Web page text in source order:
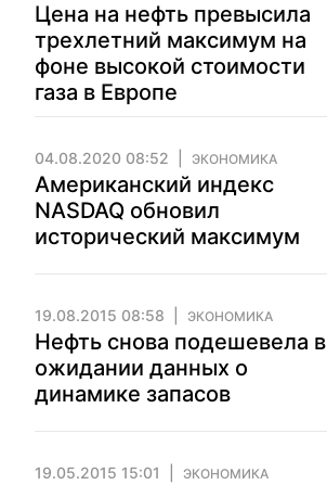
Цена на нефть превысила
трехлетний максимум на
фоне высокой стоимости
газа в Европе
04.08.2020 08:52 ЭКОНОМИКА
Американский индекс
NASDAQ обновил
исторический максимум
19.08.2015 08:58 ЭКОНОМИКА
Нефть снова подешевела в
ожидании данных о
динамике запасов
19.05.2015 15:01 ЭКОНОМИКА